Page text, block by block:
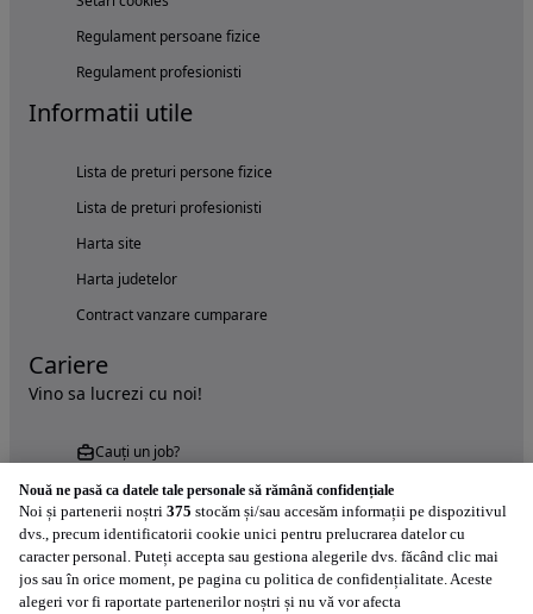
Regulament persoane fizice
Regulament profesionisti
Informatii utile
Lista de preturi persone fizice
Lista de preturi profesionisti
Harta site
Harta judetelor
Contract vanzare cumparare
Cariere
Vino sa lucrezi cu noi!
Cauți un job?
Nouă ne pasă ca datele tale personale să rămână confidențiale
Noi și partenerii noștri 375 stocăm și/sau accesăm informații pe dispozitivul
dvs., precum identificatorii cookie unici pentru prelucrarea datelor cu
caracter personal. Puteți accepta sau gestiona alegerile dvs. făcând clic mai
jos sau în orice moment, pe pagina cu politica de confidențialitate. Aceste
alegeri vor fi raportate partenerilor noștri și nu vă vor afecta